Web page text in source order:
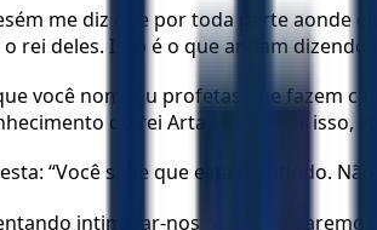
me diz que por toda parte
rei deles. Isso é o que andam dizendo
você nomeou profetas que fazem
do rei Artaxerxes! Por isso,
“Você sabe que está mentindo.
intimidar-nos para que